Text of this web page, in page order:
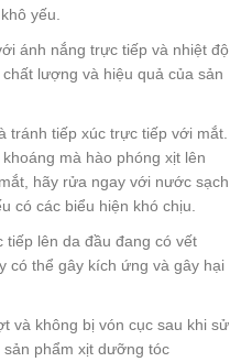
yếu.
ánh nắng trực tiếp và nhiệt độ
lượng và hiệu quả của sản
tránh tiếp xúc trực tiếp với mắt.
mà hào phóng xịt lên
hãy rửa ngay với nước sạch
có các biểu hiện khó chịu.
lên da đầu đang có vết
có thể gây kích ứng và gây hại
và không bị vón cục sau khi sử
phẩm xịt dưỡng tóc